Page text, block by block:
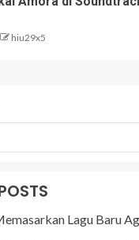
hiu29x5
Lagu Baru